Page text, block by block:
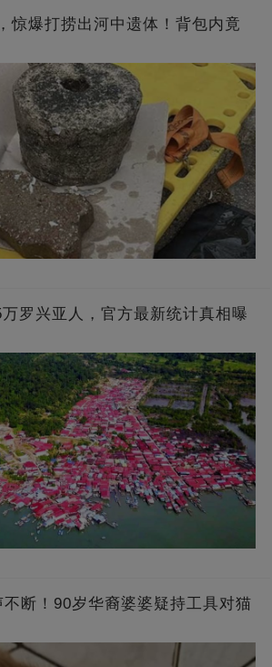
惊爆打捞出河中遗体！背包内竟
罗兴亚人，官方最新统计真相曝
断！90岁华裔婆婆疑持工具对猫